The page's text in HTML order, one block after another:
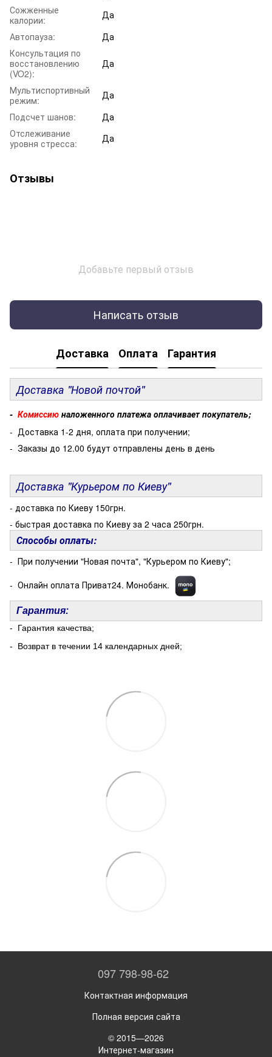
Сожженные
калории:
Да
Автопауза:
Да
Консультация по
восстановлению
(VO2):
Да
Мультиспортивный
режим:
Да
Подсчет шанов:
Да
Отслеживание
уровня стресса:
Да
Отзывы
Добавьте первый отзыв
Написать отзыв
Доставка Оплата Гарантия
Доставка "Новой почтой"
- Комиссию наложенного платежа оплачивает покупатель;
- Доставка 1-2 дня, оплата при получении;
- Заказы до 12.00 будут отправлены день в день
Доставка "Курьером по Киеву"
- доставка по Киеву 150грн.
- быстрая доставка по Киеву за 2 часа 250грн.
Способы оплаты:
- При получении "Новая почта", "Курьером по Киеву";
- Онлайн оплата Приват24. Монобанк.
Гарантия:
- Гарантия качества;
- Возврат в течении 14 календарных дней;
097 798-98-62
Контактная информация
Полная версия сайта
© 2015—2026
Интернет-магазин